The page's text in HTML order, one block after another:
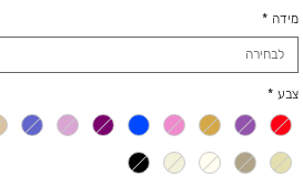
מידה *
לבחירה
צבע *